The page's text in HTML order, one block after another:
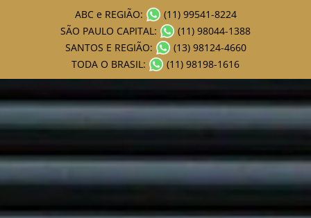
ABC e REGIÃO:
(11) 99541-8224
SÃO PAULO CAPITAL:
(11) 98044-1388
SANTOS E REGIÃO:
(13) 98124-4660
TODA O BRASIL:
(11) 98198-1616